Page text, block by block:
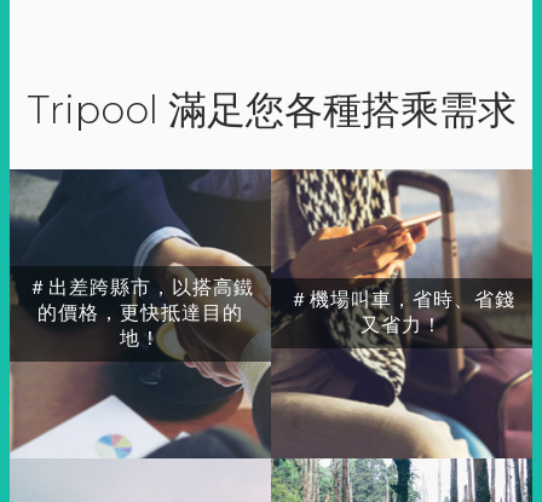
Tripool 滿足您各種搭乘需求
＃出差跨縣市，以搭高鐵
的價格，更快抵達目的
地！
＃機場叫車，省時、省錢
又省力！